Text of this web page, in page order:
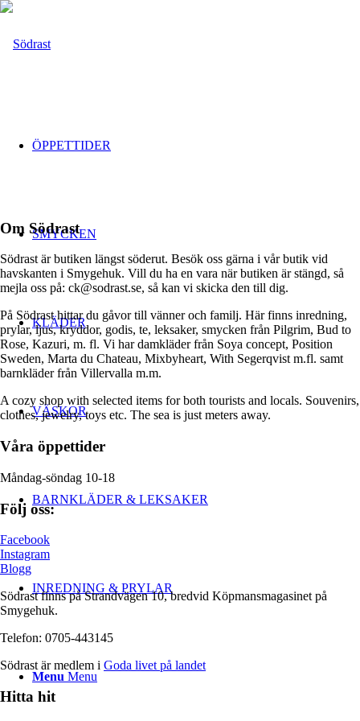
ÖPPETTIDER
SMYCKEN
KLÄDER
VÄSKOR
BARNKLÄDER & LEKSAKER
INREDNING & PRYLAR
Menu Menu
Om Södrast
Södrast är butiken längst söderut. Besök oss gärna i vår butik vid
havskanten i Smygehuk. Vill du ha en vara när butiken är stängd, så
mejla oss på: ck@sodrast.se, så kan vi skicka den till dig.
På Södrast hittar du gåvor till vänner och familj. Här finns inredning,
prylar, ljus, kryddor, godis, te, leksaker, smycken från Pilgrim, Bud to
Rose, Kazuri, m. fl. Vi har damkläder från Soya concept, Position
Sweden, Marta du Chateau, Mixbyheart, With Segerqvist m.fl. samt
barnkläder från Villervalla m.m.
A cozy shop with selected items for both tourists and locals. Souvenirs,
clothes, jewelry, toys etc. The sea is just meters away.
Våra öppettider
Måndag-söndag 10-18
Följ oss:
Facebook
Instagram
Blogg
Södrast finns på Strandvägen 10, bredvid Köpmansmagasinet på
Smygehuk.
Telefon: 0705-443145
Södrast är medlem i Goda livet på landet
Hitta hit